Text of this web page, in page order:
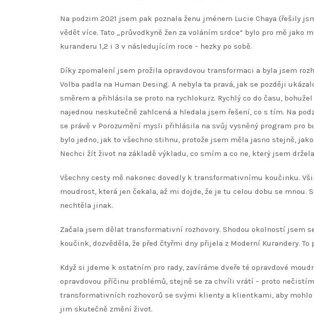
Na podzim 2021 jsem pak poznala ženu jménem Lucie Chaya (řešily
vědět více. Tato „průvodkyně žen za voláním srdce“ bylo pro mě jako
kuranderu 1,2 i 3 v následujícím roce – hezky po sobě.
Díky zpomalení jsem prožila opravdovou transformaci a byla jsem
Volba padla na Human Desing. A nebyla ta pravá, jak se později
směrem a přihlásila se proto na rychlokurz. Rychlý co do času,
najednou neskutečně zahlcená a hledala jsem řešení, co s tím. Na
se právě v Porozumění mysli přihlásila na svůj vysněný program pro
bylo jedno, jak to všechno stihnu, protože jsem měla jasno stejně,
Nechci žít život na základě výkladu, co smím a co ne, který jsem
Všechny cesty mě nakonec dovedly k transformativnímu koučinku.
moudrost, která jen čekala, až mi dojde, že je tu celou dobu se mnou.
nechtěla jinak.
Začala jsem dělat transformativní rozhovory. Shodou okolností jsem
koučink, dozvěděla, že před čtyřmi dny přijela z Moderní Kurandery.
Když si jdeme k ostatním pro rady, zavíráme dveře té opravdové
opravdovou příčinu problémů, stejně se za chvíli vrátí – proto
transformativních rozhovorů se svými klienty a klientkami, aby mohlo
jim skutečně změní život.